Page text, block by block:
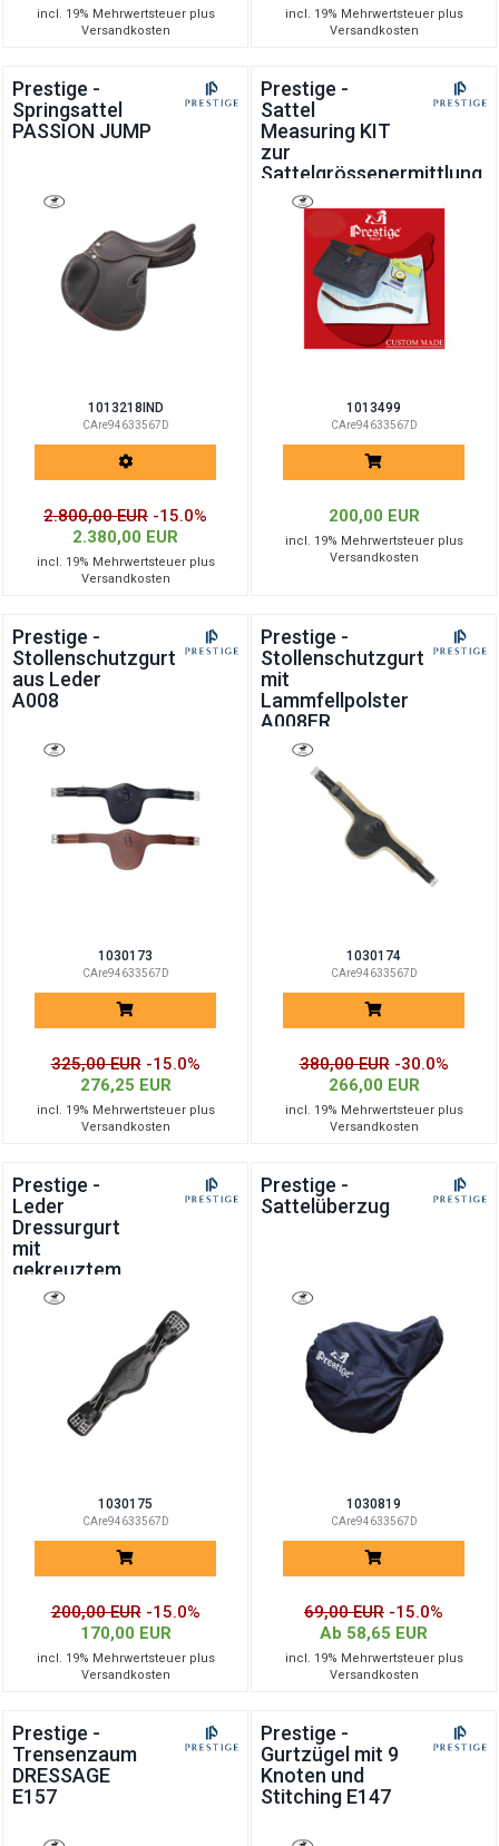
incl. 19% Mehrwertsteuer plus
Versandkosten
incl. 19% Mehrwertsteuer plus
Versandkosten
Prestige -
Springsattel
PASSION JUMP
1013218IND
CAre94633567D
2.800,00 EUR -15.0%
2.380,00 EUR
incl. 19% Mehrwertsteuer plus
Versandkosten
Prestige -
Sattel
Measuring KIT
zur
Sattelgrössenermittlung
1013499
CAre94633567D
200,00 EUR
incl. 19% Mehrwertsteuer plus
Versandkosten
Prestige -
Stollenschutzgurt
aus Leder
A008
1030173
CAre94633567D
325,00 EUR -15.0%
276,25 EUR
incl. 19% Mehrwertsteuer plus
Versandkosten
Prestige -
Stollenschutzgurt
mit
Lammfellpolster
A008FR
1030174
CAre94633567D
380,00 EUR -30.0%
266,00 EUR
incl. 19% Mehrwertsteuer plus
Versandkosten
Prestige -
Leder
Dressurgurt
mit
gekreuztem
Elastik A043
1030175
CAre94633567D
200,00 EUR -15.0%
170,00 EUR
incl. 19% Mehrwertsteuer plus
Versandkosten
Prestige -
Sattelüberzug
1030819
CAre94633567D
69,00 EUR -15.0%
Ab 58,65 EUR
incl. 19% Mehrwertsteuer plus
Versandkosten
Prestige -
Trensenzaum
DRESSAGE
E157
Prestige -
Gurtzügel mit 9
Knoten und
Stitching E147